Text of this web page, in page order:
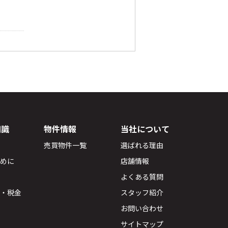
に
税金
物件情報
売買物件一覧
当社について
選ばれる理由
店舗情報
よくある質問
スタッフ紹介
お問い合わせ
サイトマップ